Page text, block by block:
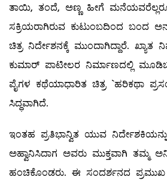
ತಾಯಿ, ತಂದೆ, ಅಣ್ಣ ಹೀಗೆ ಮನೆಯವರೆಲ್ಲರೂ
ಸಕ್ರಿಯರಾಗಿರುವ ಕುಟುಂಬದಿಂದ ಬಂದ
ಚಿತ್ರ ನಿರ್ದೇಶನಕ್ಕೆ ಮುಂದಾಗಿದ್ದಾರೆ.
ಕುಮಾರ್‌ ಪಾಟೀಲರ ನಿರ್ಮಾಣದಲ್ಲಿ
ಪೈಗಳ ಕಥೆಯಾಧಾರಿತ ಚಿತ್ರ `ಹರಿಕಥಾ
ಸಿದ್ಧವಾಗಿದೆ.
ಇಂತಹ ಪ್ರತಿಭಾನ್ವಿತ ಯುವ
ಅಹ್ವಾನಿಸಿದಾಗ ಅವರು ಮುಕ್ತವಾಗಿ ತಮ್ಮ
ಹಂಚಿಕೊಂಡರು. ಈ ಸಂದರ್ಶನದ ಪ್ರಮುಖ